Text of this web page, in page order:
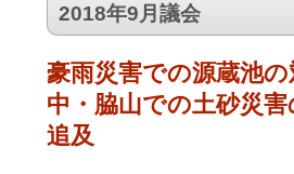
2018年9月議会
豪雨災害での源蔵池
中・脇山での土砂災
追及